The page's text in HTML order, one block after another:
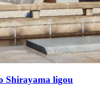
Shirayama ligou